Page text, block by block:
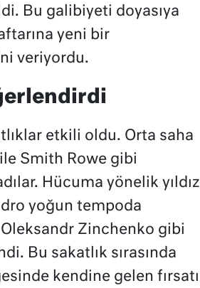
Bu galibiyeti doyasıya
yeni bir
veriyordu.
etkili oldu. Orta saha
Smith Rowe gibi
Hücuma yönelik yıldız
yoğun tempoda
Zinchenko gibi
Bu sakatlık sırasında
kendine gelen fırsatı